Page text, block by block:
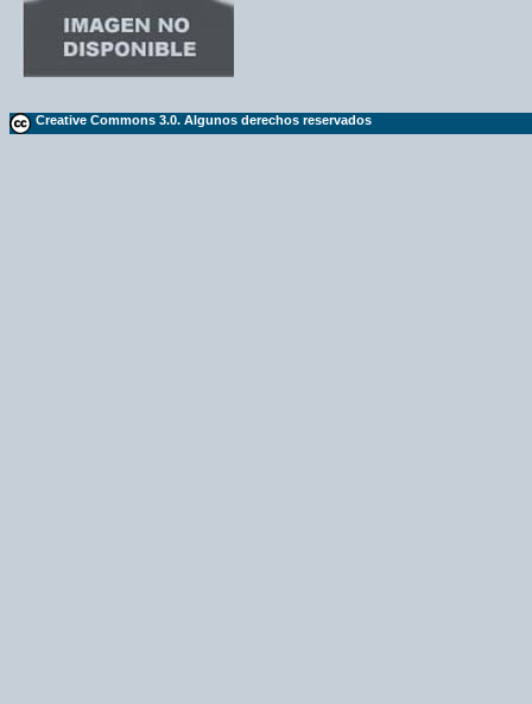
Creative Commons 3.0. Algunos derechos reservados